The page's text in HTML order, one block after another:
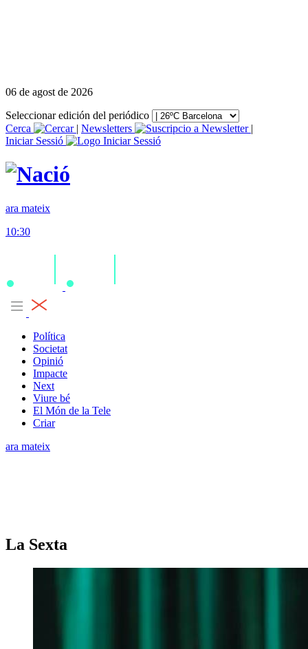
06 de agost de 2026
Seleccionar edición del periódico
Cerca
| Newsletters
|
Iniciar Sessió
ara mateix
10:30
Política
Societat
Opinió
Impacte
Next
Viure bé
El Món de la Tele
Criar
ara mateix
La Sexta